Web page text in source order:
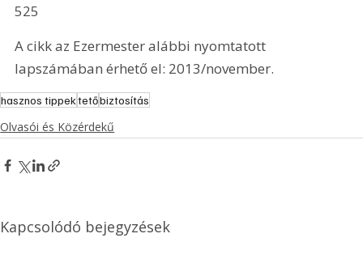
525
A cikk az Ezermester alábbi nyomtatott
lapszámában érhető el: 2013/november.
hasznos tippektetőbiztosítás
Olvasói és Közérdekű
Kapcsolódó bejegyzések